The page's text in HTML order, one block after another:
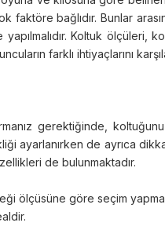
bağlıdır. Bunlar
Koltuk ölçüleri,
farklı ihtiyaçlarını
gerektiğinde,
ayarlanırken de ayrıca
de bulunmaktadır.
ölçüsüne göre seçim